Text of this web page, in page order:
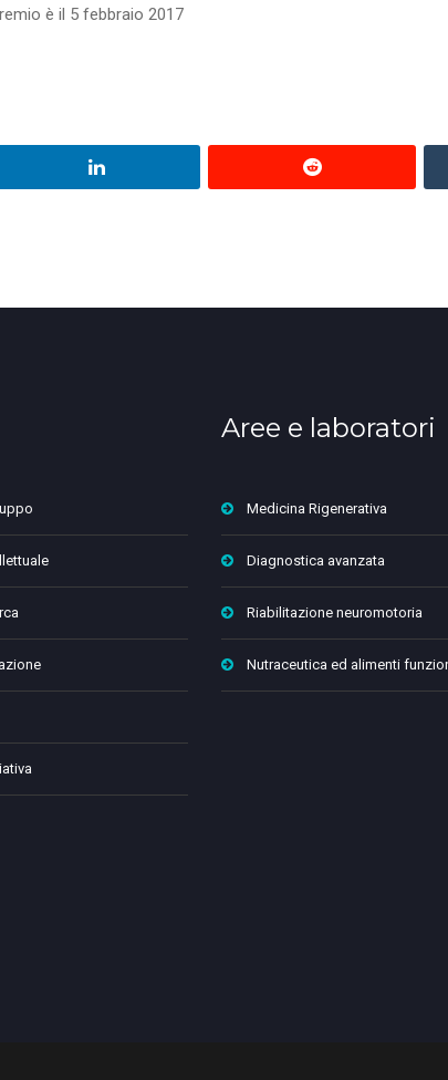
è il 5 febbraio 2017
Aree e laboratori
Medicina Rigenerativa
Diagnostica avanzata
Riabilitazione neuromotoria
Nutraceutica ed alimenti